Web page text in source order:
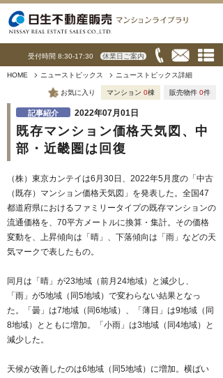
受付時間 8:30-17:30 休業日ご案内
HOME ニューストピックス ニューストピックス詳細
お気に入り マンション 0棟 販売物件 0件
記事紹介 2022年07月01日
既存マンション価格天気図、中
部・近畿圏は回復
（株）東京カンテイは6月30日、2022年5月度の「中古
（既存）マンション価格天気図」を発表した。全国47
都道府県におけるファミリータイプの既存マンションの
流通価格を、70平方メートルに換算・集計。その価格
変動を、上昇傾向は「晴」、下落傾向は「雨」などの天
気マークで表したもの。
同月は「晴」が23地域（前月24地域）と減少し、
「雨」が5地域（同5地域）で変わらない結果となっ
た。「曇」は7地域（同6地域）、「薄日」は9地域（同
8地域）とともに増加。「小雨」は3地域（同4地域）と
減少した。
天候が改善したのは6地域（同5地域）に増加。横ばい